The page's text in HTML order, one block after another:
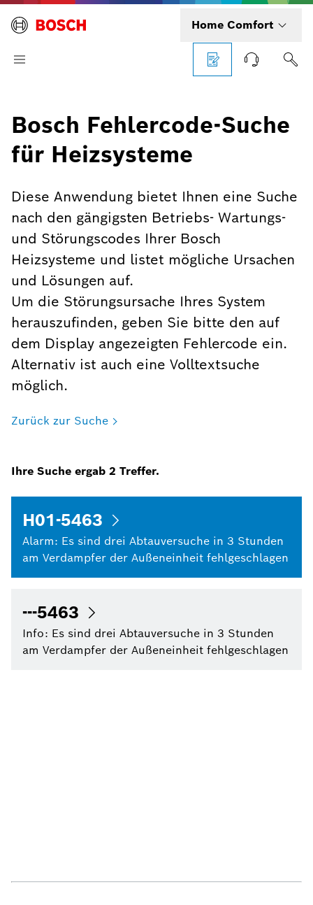
Home Comfort
Bosch Fehlercode-Suche
für Heizsysteme
Diese Anwendung bietet Ihnen eine Suche
nach den gängigsten Betriebs- Wartungs-
und Störungscodes Ihrer Bosch
Heizsysteme und listet mögliche Ursachen
und Lösungen auf.
Um die Störungsursache Ihres System
herauszufinden, geben Sie bitte den auf
dem Display angezeigten Fehlercode ein.
Alternativ ist auch eine Volltextsuche
möglich.
Zurück zur Suche
Ihre Suche ergab 2 Treffer.
H01-5463
Alarm: Es sind drei Abtauversuche in 3 Stunden
am Verdampfer der Außeneinheit fehlgeschlagen
---5463
Info: Es sind drei Abtauversuche in 3 Stunden
am Verdampfer der Außeneinheit fehlgeschlagen